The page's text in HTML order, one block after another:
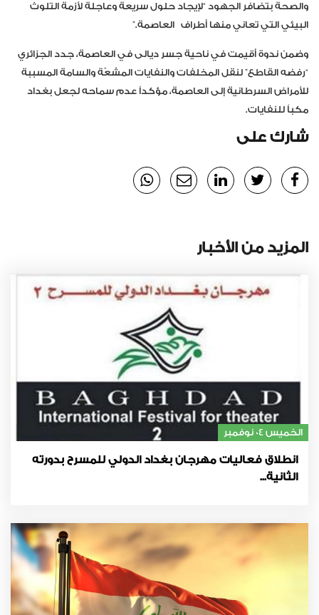
والصحة بتضافر الجهود “لإيجاد حلول سريعة وعاجلة لأزمة التلوث
البيئي التي تعاني منها أطراف العاصمة.”
وضمن ندوة أقيمت في ناحية جسر ديالى في العاصمة، جدد الجزائري
“رفضه القاطع” لنقل المخلفات والنفايات المشعّة والسامة المسببة
للأمراض السرطانية إلى العاصمة، مؤكداً عدم سماحه لجعل بغداد
مكباً للنفايات.
شارك على
المزيد من الأخبار
الخميس 04 نوفمبر
انطلاق فعاليات مهرجان بغداد الدولي للمسرح بدورته
الثانية...